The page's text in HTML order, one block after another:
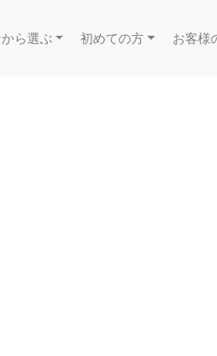
ら選ぶ 初めての方 お客様